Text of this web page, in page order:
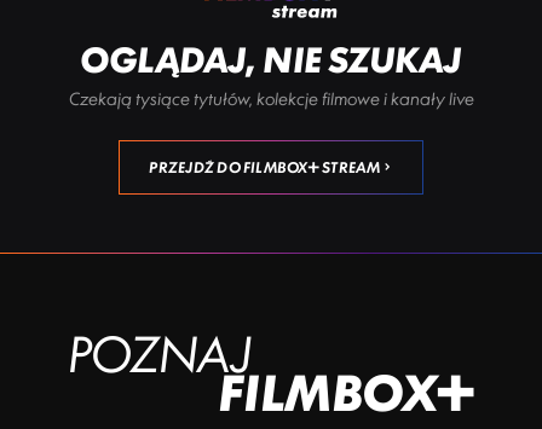
OGLĄDAJ, NIE SZUKAJ
Czekają tysiące tytułów, kolekcje filmowe i kanały live
PRZEJDŹ DO FILMBOX+ STREAM
POZNAJ
FILMBOX+